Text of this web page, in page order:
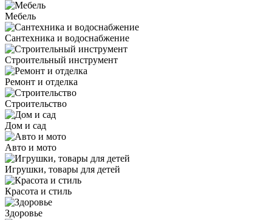
Мебель
Сантехника и водоснабжение
Строительный инструмент
Ремонт и отделка
Строительство
Дом и сад
Авто и мото
Игрушки, товары для детей
Красота и стиль
Здоровье